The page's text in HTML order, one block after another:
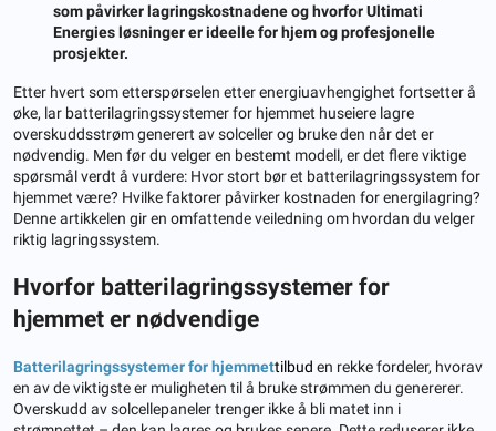
som påvirker lagringskostnadene og hvorfor Ultimati
Energies løsninger er ideelle for hjem og profesjonelle
prosjekter.
Etter hvert som etterspørselen etter energiuavhengighet fortsetter å
øke, lar batterilagringssystemer for hjemmet huseiere lagre
overskuddsstrøm generert av solceller og bruke den når det er
nødvendig. Men før du velger en bestemt modell, er det flere viktige
spørsmål verdt å vurdere: Hvor stort bør et batterilagringssystem for
hjemmet være? Hvilke faktorer påvirker kostnaden for energilagring?
Denne artikkelen gir en omfattende veiledning om hvordan du velger
riktig lagringssystem.
Hvorfor batterilagringssystemer for
hjemmet er nødvendige
Batterilagringssystemer for hjemmettilbud en rekke fordeler, hvorav
en av de viktigste er muligheten til å bruke strømmen du genererer.
Overskudd av solcellepaneler trenger ikke å bli matet inn i